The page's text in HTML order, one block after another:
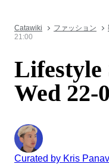
Catawiki ファッション
21:00
Lifestyle
Wed 22-
Curated by Kris